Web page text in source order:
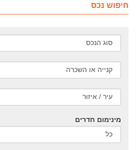
חיפוש נכס
מינימום חדרים